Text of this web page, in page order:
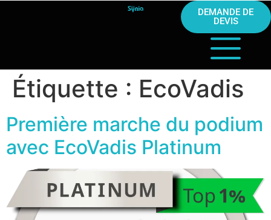
DEMANDE DE
DEVIS
Étiquette : EcoVadis
Première marche du podium
avec EcoVadis Platinum